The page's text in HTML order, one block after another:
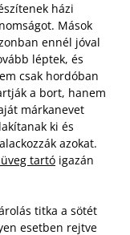
házi
Mások
ennél jóval
léptek, és
csak hordóban
a bort, hanem
márkanevet
ki és
azokat.
tartó igazán
titka a sötét
esetben rejtve